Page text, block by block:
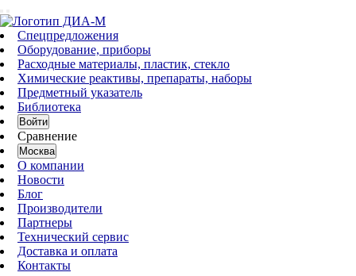
Спецпредложения
Оборудование, приборы
Расходные материалы, пластик, стекло
Химические реактивы, препараты, наборы
Предметный указатель
Библиотека
Войти
Сравнение
Москва
О компании
Новости
Блог
Производители
Партнеры
Технический сервис
Доставка и оплата
Контакты